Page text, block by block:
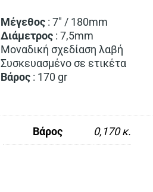
Μέγεθος : 7″ / 180mm
Διάμετρος : 7,5mm
Μοναδική σχεδίαση λαβή
Συσκευασμένο σε ετικέτα
Βάρος : 170 gr
Βάρος 0,170 κ.